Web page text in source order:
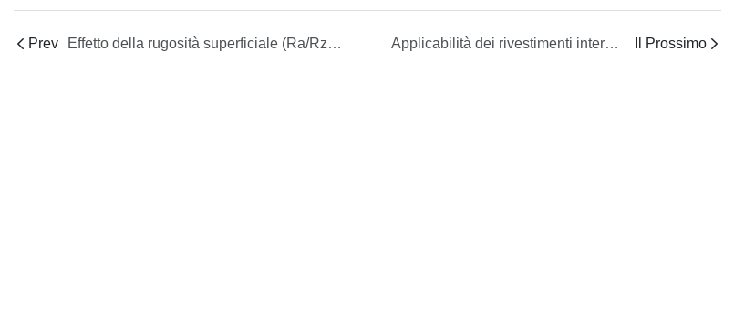
Prev Effetto della rugosità superficiale (Ra/Rz) su fouling e hang-up Applicabilità dei rivestimenti interni/trattamenti superficiali (ad esempio, DLC, nitrurazione) Il Prossimo